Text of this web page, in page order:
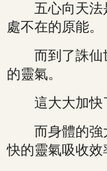
五心向天法
處不在的原能。
而到了誅仙
的靈氣。
這大大加快了
而身體的強
快的靈氣吸收效